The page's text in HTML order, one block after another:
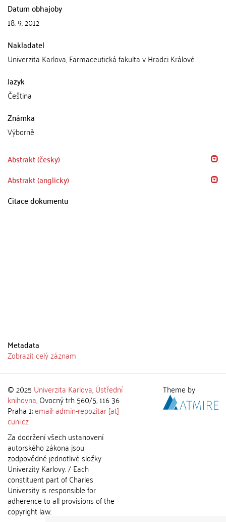
Datum obhajoby
18. 9. 2012
Nakladatel
Univerzita Karlova, Farmaceutická fakulta v Hradci Králové
Jazyk
Čeština
Známka
Výborně
Abstrakt (česky)
Abstrakt (anglicky)
Citace dokumentu
Metadata
Zobrazit celý záznam
© 2025 Univerzita Karlova,Ústřední
knihovna, Ovocný trh 560/5, 116 36
Praha 1;email: admin-repozitar [at]
cuni.cz
Za dodržení všech ustanovení
autorského zákona jsou
zodpovědné jednotlivé složky
Univerzity Karlovy. / Each
constituent part of Charles
University is responsible for
adherence to all provisions of the
copyright law.
Theme by